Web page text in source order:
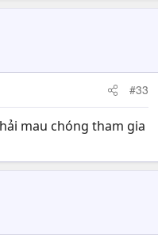
#33
mau chóng tham gia